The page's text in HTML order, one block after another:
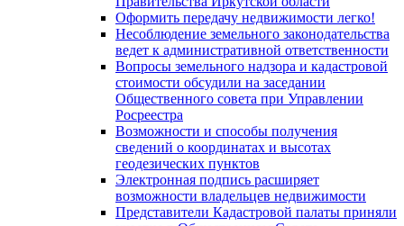
Оформить передачу недвижимости легко!
Несоблюдение земельного законодательства
ведет к административной ответственности
Вопросы земельного надзора и кадастровой
стоимости обсудили на заседании
Общественного совета при Управлении
Росреестра
Возможности и способы получения
сведений о координатах и высотах
геодезических пунктов
Электронная подпись расширяет
возможности владельцев недвижимости
Представители Кадастровой палаты приняли